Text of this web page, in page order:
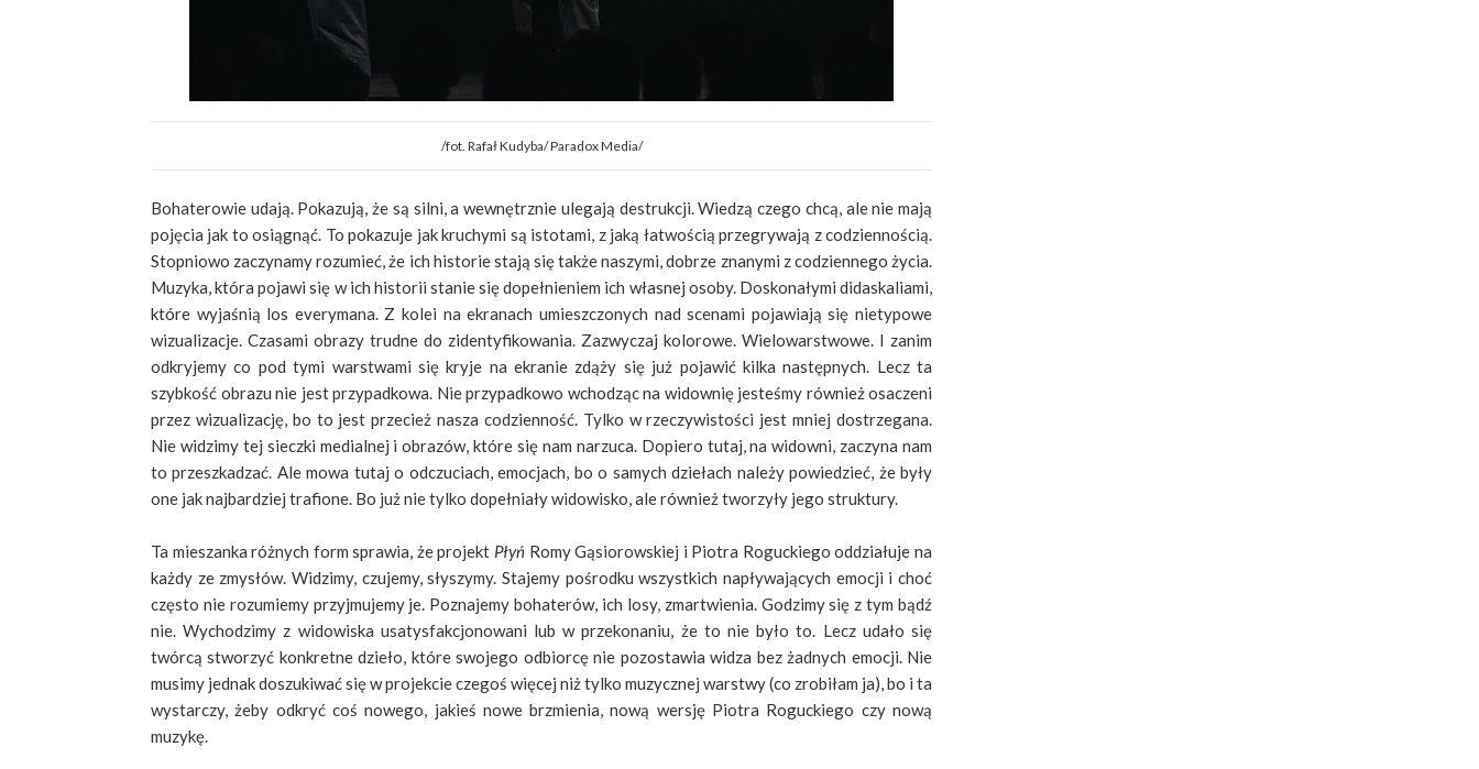
/fot. Rafał Kudyba/ Paradox Media/
Bohaterowie udają. Pokazują, że są silni, a wewnętrznie ulegają destrukcji. Wiedzą czego chcą, ale nie mają
pojęcia jak to osiągnąć. To pokazuje jak kruchymi są istotami, z jaką łatwością przegrywają z codziennością.
Stopniowo zaczynamy rozumieć, że ich historie stają się także naszymi, dobrze znanymi z codziennego życia.
Muzyka, która pojawi się w ich historii stanie się dopełnieniem ich własnej osoby. Doskonałymi didaskaliami,
które wyjaśnią los everymana. Z kolei na ekranach umieszczonych nad scenami pojawiają się nietypowe
wizualizacje. Czasami obrazy trudne do zidentyfikowania. Zazwyczaj kolorowe. Wielowarstwowe. I zanim
odkryjemy co pod tymi warstwami się kryje na ekranie zdąży się już pojawić kilka następnych. Lecz ta
szybkość obrazu nie jest przypadkowa. Nie przypadkowo wchodząc na widownię jesteśmy również osaczeni
przez wizualizację, bo to jest przecież nasza codzienność. Tylko w rzeczywistości jest mniej dostrzegana.
Nie widzimy tej sieczki medialnej i obrazów, które się nam narzuca. Dopiero tutaj, na widowni, zaczyna nam
to przeszkadzać. Ale mowa tutaj o odczuciach, emocjach, bo o samych dziełach należy powiedzieć, że były
one jak najbardziej trafione. Bo już nie tylko dopełniały widowisko, ale również tworzyły jego struktury.
Ta mieszanka różnych form sprawia, że projekt Płyń Romy Gąsiorowskiej i Piotra Roguckiego oddziałuje na
każdy ze zmysłów. Widzimy, czujemy, słyszymy. Stajemy pośrodku wszystkich napływających emocji i choć
często nie rozumiemy przyjmujemy je. Poznajemy bohaterów, ich losy, zmartwienia. Godzimy się z tym bądź
nie. Wychodzimy z widowiska usatysfakcjonowani lub w przekonaniu, że to nie było to. Lecz udało się
twórcą stworzyć konkretne dzieło, które swojego odbiorcę nie pozostawia widza bez żadnych emocji. Nie
musimy jednak doszukiwać się w projekcie czegoś więcej niż tylko muzycznej warstwy (co zrobiłam ja), bo i ta
wystarczy, żeby odkryć coś nowego, jakieś nowe brzmienia, nową wersję Piotra Roguckiego czy nową
muzykę.